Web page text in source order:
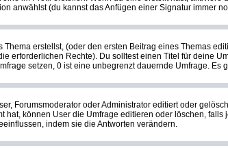
anwählst (du kannst das Anfügen einer Signatur immer
erstellst, (oder den ersten Beitrag eines Themas
erforderlichen Rechte). Du solltest einen Titel für deine
setzen, 0 ist eine unbegrenzt dauernde Umfrage.
Forumsmoderator oder Administrator editiert oder
hat, können User die Umfrage editieren oder löschen,
indem sie die Antworten verändern.